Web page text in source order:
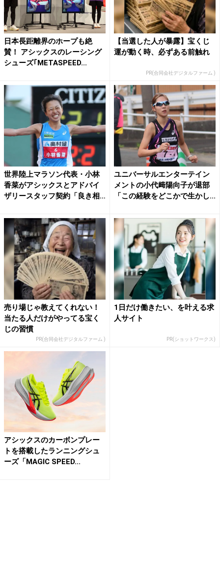
日本長距離界のホープも絶
賛！ アシックスのレーシング
シューズ｢METASPEED...
【当選した人が暴露】宝くじ
運が動く時、必ずある前触れ
PR(合同会社デジタルファーム )
世界陸上マラソン代表・小林
香菜がアシックスとアドバイ
ザリースタッフ契約「良き相
ユニバーサルエンターテイン
メントの小代﨑陽向子が退部
「この経験をどこかで生かし...
売り場じゃ教えてくれない！
当たる人だけがやってる宝く
じの習慣
PR(合同会社デジタルファーム )
1日だけ働きたい、を叶える求
人サイト
PR(ショットワークス)
アシックスのカーボンプレー
トを搭載したランニングシュ
ーズ「MAGIC SPEED...